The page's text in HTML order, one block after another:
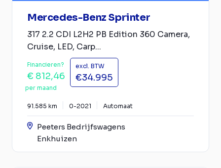
Mercedes-Benz Sprinter
317 2.2 CDI L2H2 PB Edition 360 Camera,
Cruise, LED, Carp...
Financieren?
€ 812,46
per maand
excl. BTW
€34.995
91.585 km 0-2021 Automaat
Peeters Bedrijfswagens
Enkhuizen